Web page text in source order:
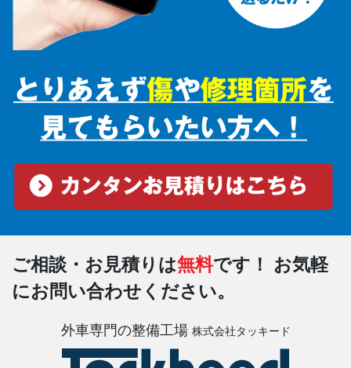
ご相談・お見積りは無料です！
お気軽
にお問い合わせください。
外車専門の整備工場 株式会社タッキード